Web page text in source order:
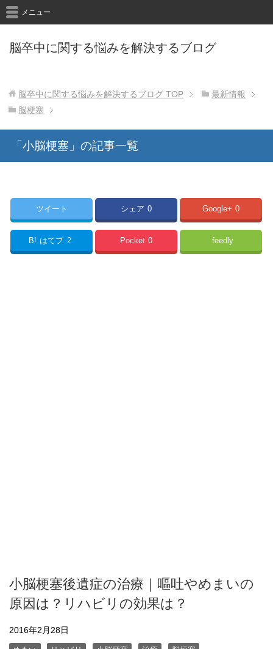
脳卒中に関する悩みを解決するブログ
メニュー
脳卒中に関する悩みを解決するブログ TOP
最新情報
脳梗塞
「小脳梗塞」の記事一覧
ツイート シェア 0 Google+ 0
B! はてブ 2 Pocket 0 feedly
小脳梗塞後遺症の治療｜嘔吐やめまいの
原因は？リハビリの効果は？
2016年2月28日